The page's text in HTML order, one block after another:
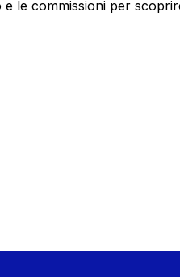
le commissioni per